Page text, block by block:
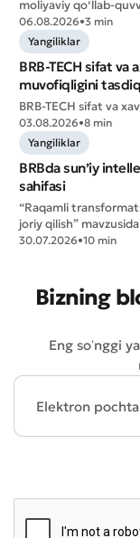
moliyaviy qo‘llab-
06.08.2026•3 min
Yangiliklar
BRB-TECH sifat
muvofiqligini
BRB-TECH sifat va
03.08.2026•8 min
Yangiliklar
BRBda sun’iy
sahifasi
“Raqamli
joriy qilish”
30.07.2026•10 min
Bizning
Eng soʻnggi